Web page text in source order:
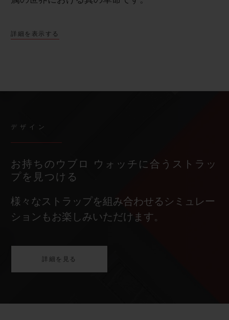
詳細を表示する
デザイン
お持ちのウブロ ウォッチに合うストラッ
プを見つける
様々なストラップを組み合わせるシミュレー
ションもお楽しみいただけます。
詳細を見る